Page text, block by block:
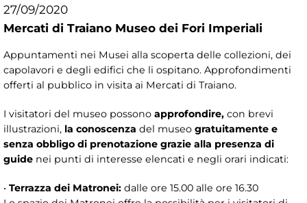
27/09/2020
Mercati di Traiano Museo dei Fori Imperiali
Appuntamenti nei Musei alla scoperta delle collezioni, dei
capolavori e degli edifici che li ospitano. Approfondimenti
offerti al pubblico in visita ai Mercati di Traiano.
I visitatori del museo possono approfondire, con brevi
illustrazioni, la conoscenza del museo gratuitamente e
senza obbligo di prenotazione grazie alla presenza di
guide nei punti di interesse elencati e negli orari indicati:
• Terrazza dei Matronei: dalle ore 15.00 alle ore 16.30